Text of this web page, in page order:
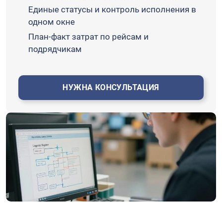
Единые статусы и контроль исполнения в
одном окне
План‑факт затрат по рейсам и
подрядчикам
НУЖНА КОНСУЛЬТАЦИЯ